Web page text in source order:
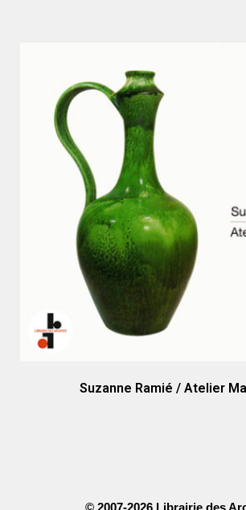
Suzanne Ramié / Atelier
© 2007-2026 Librairie des